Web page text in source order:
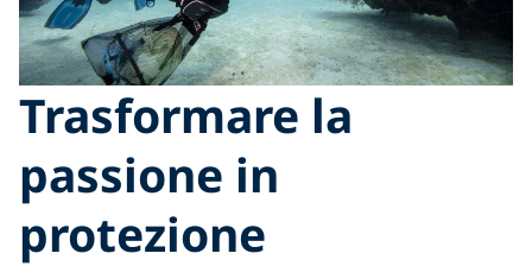
Trasformare la
passione in
protezione